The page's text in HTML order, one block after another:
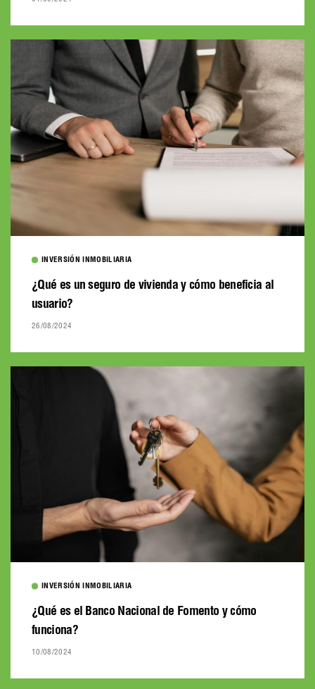
INVERSIÓN INMOBILIARIA
¿Qué es un seguro de vivienda y cómo beneficia al
usuario?
26/08/2024
INVERSIÓN INMOBILIARIA
¿Qué es el Banco Nacional de Fomento y cómo
funciona?
10/08/2024